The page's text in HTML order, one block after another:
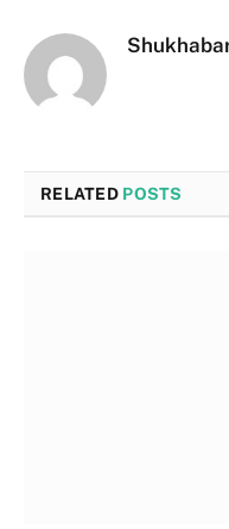
RELATED POSTS